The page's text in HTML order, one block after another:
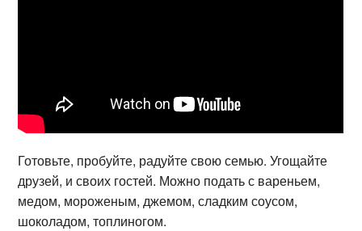
Готовьте, пробуйте, радуйте свою семью. Угощайте
друзей, и своих гостей. Можно подать с вареньем,
медом, мороженым, джемом, сладким соусом,
шоколадом, топлиногом.